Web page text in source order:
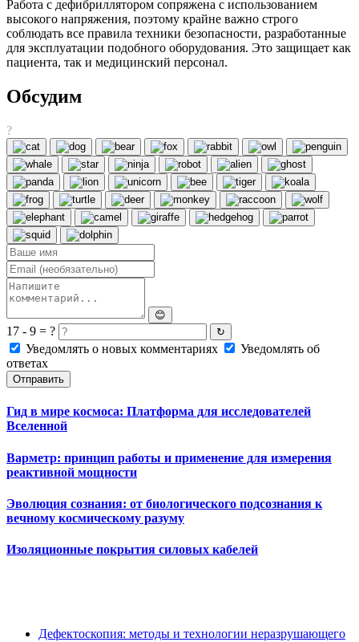
Работа с дефибриллятором сопряжена с использованием
высокого напряжения, поэтому крайне важно строго
соблюдать все правила техники безопасности, разработанные
для эксплуатации подобного оборудования. Это защищает как
пациента, так и медицинский персонал.
Обсудим
?
😊
17 - 9 = ? ↻
Уведомлять о новых комментариях
Уведомлять об
ответах
Отправить
Гид в мире космоса: Платформа для исследователей
Вселенной
Варметр: принцип работы и применение для измерения
реактивной мощности
Эволюция сознания: от биологического подсознания к
вечному космическому разуму
Изоляционные покрытия силовых кабелей
Дефектоскопия: методы и технологии неразрушающего